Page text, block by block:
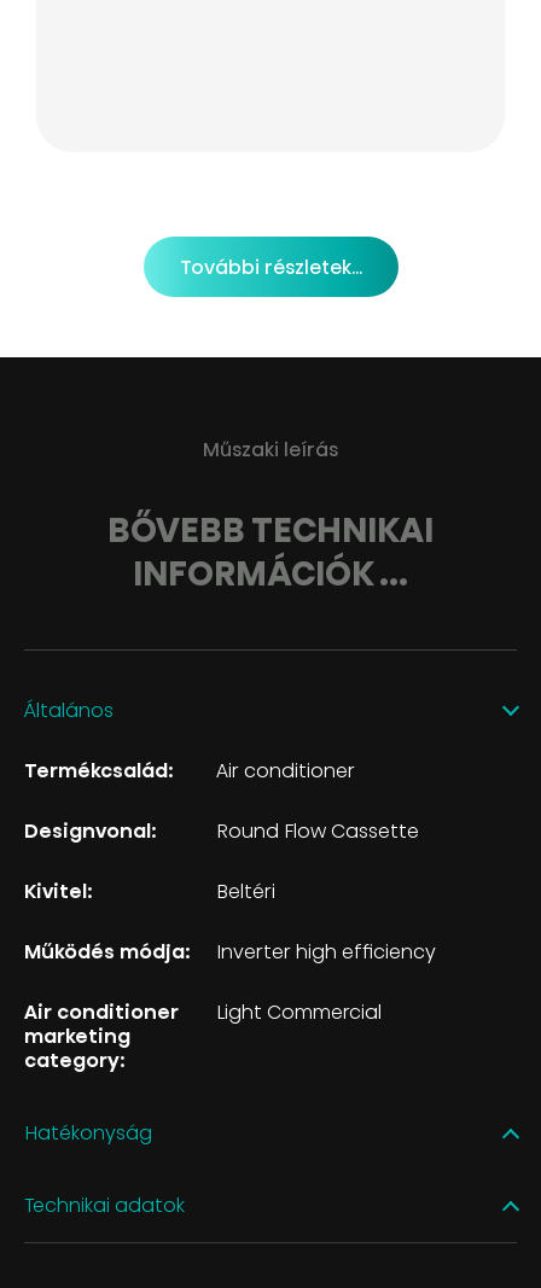
További részletek...
Műszaki leírás
BŐVEBB TECHNIKAI
INFORMÁCIÓK ...
Általános
Termékcsalád: Air conditioner
Designvonal: Round Flow Cassette
Kivitel: Beltéri
Működés módja: Inverter high efficiency
Air conditioner
marketing
category:
Light Commercial
Hatékonyság
Technikai adatok